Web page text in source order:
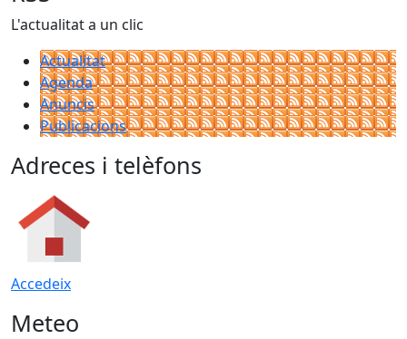
L'actualitat a un clic
Actualitat
Agenda
Anuncis
Publicacions
Adreces i telèfons
Accedeix
Meteo